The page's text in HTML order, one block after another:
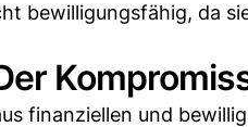
bewilligungsfähig, da
finanziellen und